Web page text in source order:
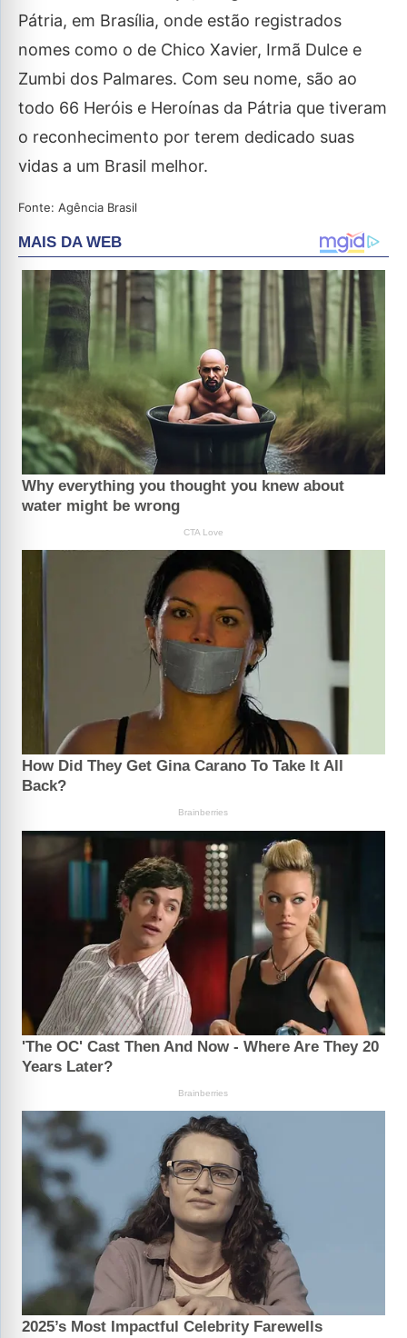
Pátria, em Brasília, onde estão registrados
nomes como o de Chico Xavier, Irmã Dulce e
Zumbi dos Palmares. Com seu nome, são ao
todo 66 Heróis e Heroínas da Pátria que tiveram
o reconhecimento por terem dedicado suas
vidas a um Brasil melhor.
Fonte: Agência Brasil